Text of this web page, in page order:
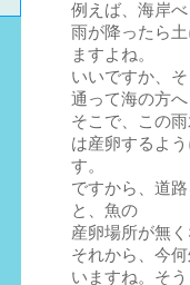
例えば、海岸
雨が降ったら
ますよね。
いいですか、
通って海の方
そこで、この
は産卵するよ
す。
ですから、道
と、魚の
産卵場所が無
それから、今
いますね。そ